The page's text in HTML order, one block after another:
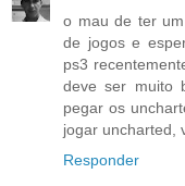
o mau de ter
de jogos e
ps3
deve ser muito
pegar os
jogar uncharted,
Responder